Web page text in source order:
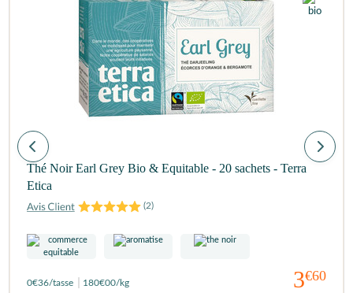
Thé Noir Earl Grey Bio & Equitable - 20 sachets - Terra
Etica
(2)
3€60
0€36/tasse 180€00/kg